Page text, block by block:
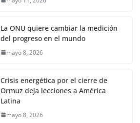
La ONU quiere cambiar la medición
del progreso en el mundo
mayo 8, 2026
Crisis energética por el cierre de
Ormuz deja lecciones a América
Latina
mayo 8, 2026